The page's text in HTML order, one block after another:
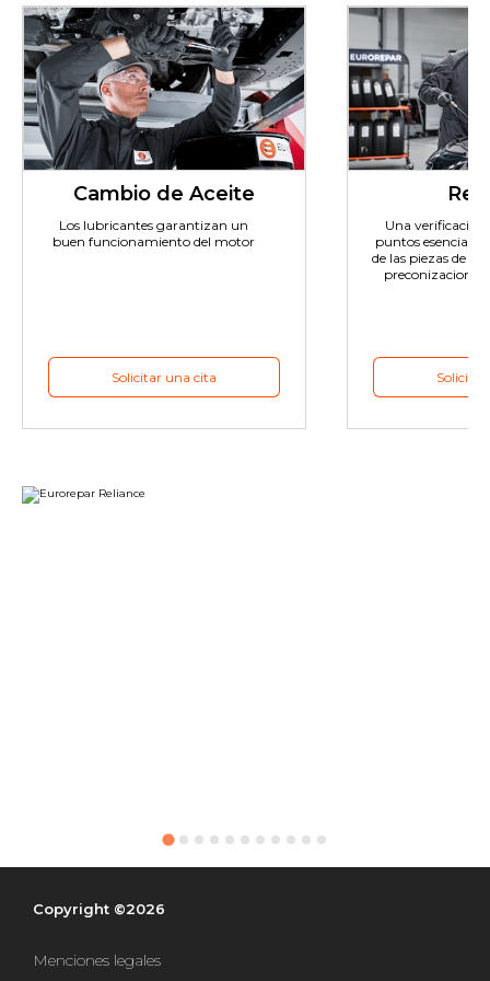
Cambio de Aceite
Los lubricantes garantizan un
buen funcionamiento del motor
Solicitar una cita
Una verificación
puntos
de las piezas de
preconizaciones
Copyright ©2026
Menciones legales